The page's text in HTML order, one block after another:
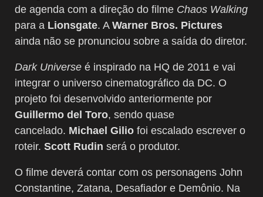
de agenda com a direção do filme Chaos Walking
para a Lionsgate. A Warner Bros. Pictures
ainda não se pronunciou sobre a saída do diretor.
Dark Universe é inspirado na HQ de 2011 e vai
integrar o universo cinematográfico da DC. O
projeto foi desenvolvido anteriormente por
Guillermo del Toro, sendo quase
cancelado. Michael Gilio foi escalado escrever o
roteir. Scott Rudin será o produtor.
O filme deverá contar com os personagens John
Constantine, Zatana, Desafiador e Demônio. Na